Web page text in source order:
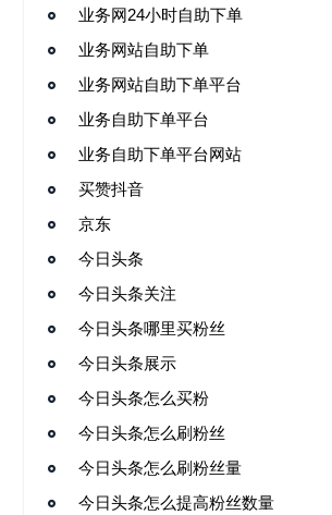
业务网24小时自助下单
业务网站自助下单
业务网站自助下单平台
业务自助下单平台
业务自助下单平台网站
买赞抖音
京东
今日头条
今日头条关注
今日头条哪里买粉丝
今日头条展示
今日头条怎么买粉
今日头条怎么刷粉丝
今日头条怎么刷粉丝量
今日头条怎么提高粉丝数量